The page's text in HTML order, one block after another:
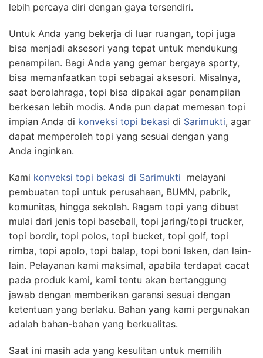
lebih percaya diri dengan gaya tersendiri.
Untuk Anda yang bekerja di luar ruangan, topi juga
bisa menjadi aksesori yang tepat untuk mendukung
penampilan. Bagi Anda yang gemar bergaya sporty,
bisa memanfaatkan topi sebagai aksesori. Misalnya,
saat berolahraga, topi bisa dipakai agar penampilan
berkesan lebih modis. Anda pun dapat memesan topi
impian Anda di konveksi topi bekasi di Sarimukti, agar
dapat memperoleh topi yang sesuai dengan yang
Anda inginkan.
Kami konveksi topi bekasi di Sarimukti melayani
pembuatan topi untuk perusahaan, BUMN, pabrik,
komunitas, hingga sekolah. Ragam topi yang dibuat
mulai dari jenis topi baseball, topi jaring/topi trucker,
topi bordir, topi polos, topi bucket, topi golf, topi
rimba, topi apolo, topi balap, topi boni laken, dan lain-
lain. Pelayanan kami maksimal, apabila terdapat cacat
pada produk kami, kami tentu akan bertanggung
jawab dengan memberikan garansi sesuai dengan
ketentuan yang berlaku. Bahan yang kami pergunakan
adalah bahan-bahan yang berkualitas.
Saat ini masih ada yang kesulitan untuk memilih